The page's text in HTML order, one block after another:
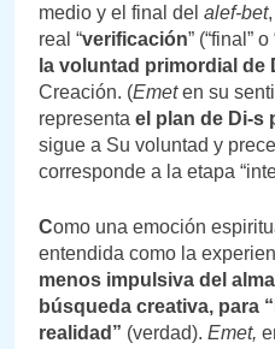
medio y el final del alef-bet
real “verificación” (“final”
la voluntad primordial de
Creación. (Emeten su
representa el plan de Di-s
sigue a Su voluntad y
corresponde a la etapa
Como una emoción
entendida como la
menos impulsiva del
búsqueda creativa, para
realidad” (verdad). Emet,